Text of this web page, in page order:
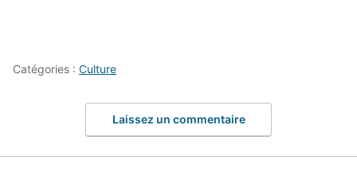
Catégories : Culture
Laissez un commentaire